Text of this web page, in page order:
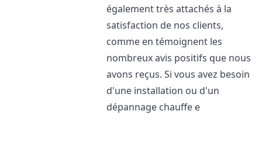
également très attachés à la
satisfaction de nos clients,
comme en témoignent les
nombreux avis positifs que nous
avons reçus. Si vous avez besoin
d'une installation ou d'un
dépannage chauffe e